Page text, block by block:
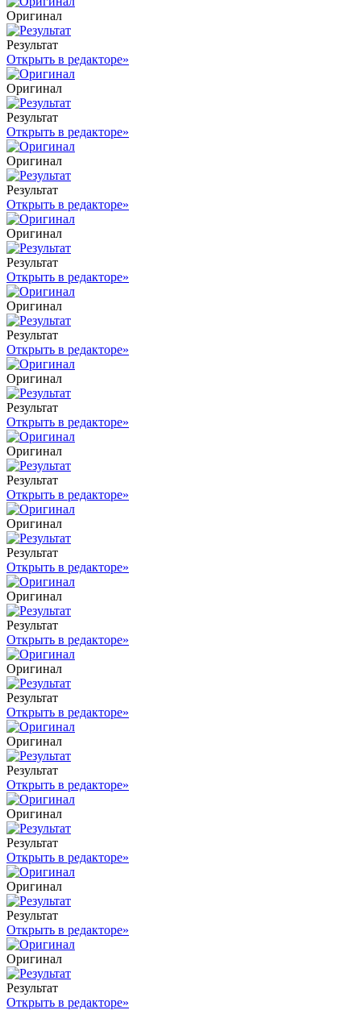
Оригинал
Результат
Открыть в редакторе»
Оригинал
Результат
Открыть в редакторе»
Оригинал
Результат
Открыть в редакторе»
Оригинал
Результат
Открыть в редакторе»
Оригинал
Результат
Открыть в редакторе»
Оригинал
Результат
Открыть в редакторе»
Оригинал
Результат
Открыть в редакторе»
Оригинал
Результат
Открыть в редакторе»
Оригинал
Результат
Открыть в редакторе»
Оригинал
Результат
Открыть в редакторе»
Оригинал
Результат
Открыть в редакторе»
Оригинал
Результат
Открыть в редакторе»
Оригинал
Результат
Открыть в редакторе»
Оригинал
Результат
Открыть в редакторе»